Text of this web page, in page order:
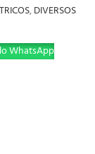
,DIVERSOS
WhatsApp